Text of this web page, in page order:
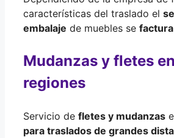
características del traslado el
embalaje de muebles se
Mudanzas y fletes
regiones
Servicio de fletes y mudanzas
para traslados de grandes